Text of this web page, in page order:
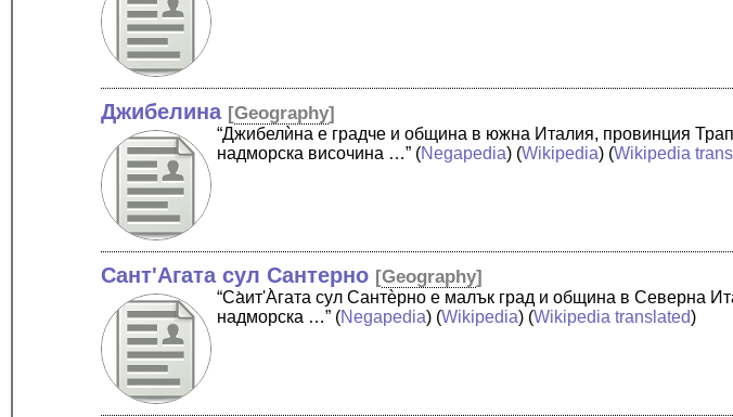
Джибелина [Geography]
“Джибелѝна е градче и община в южна Италия, провинция
надморска височина …” (Negapedia) (Wikipedia) (Wikipedia
Сант'Агата сул Сантерно [Geography]
“Cа̀ит'А̀гата сул Сантѐрно е малък град и община в Северна
надморска …” (Negapedia) (Wikipedia) (Wikipedia translated)